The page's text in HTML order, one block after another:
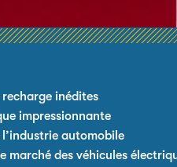
recharge inédites
impressionnante
automobile
marché des véhicules